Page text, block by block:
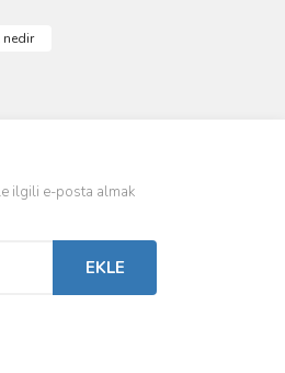
& Otomatlar
ilgili e-posta almak
EKLE